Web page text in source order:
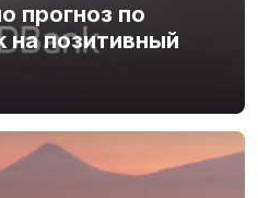
прогноз по
на позитивный